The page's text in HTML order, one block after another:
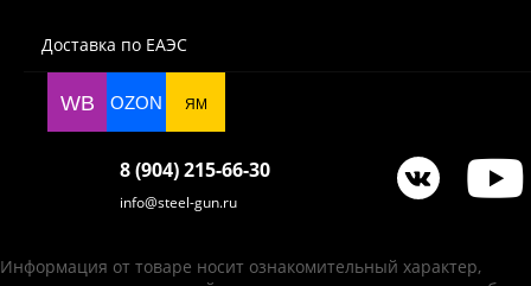
Доставка по ЕАЭС
WB OZON ЯМ
8 (904) 215-66-30
info@steel-gun.ru
Информация от товаре носит ознакомительный характер,